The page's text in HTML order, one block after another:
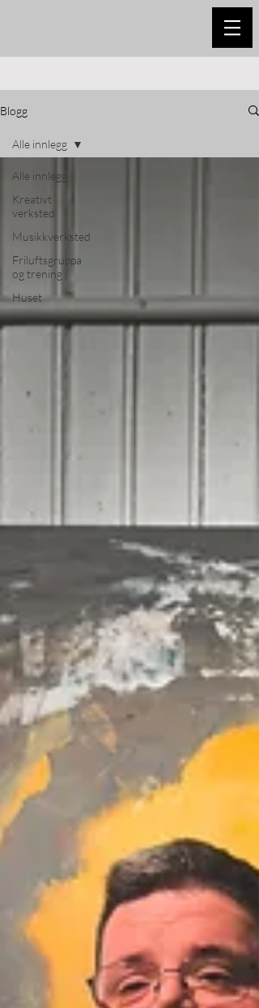
Blogg
Alle innlegg
Kreativt
verksted
Musikkverksted
Friluftsgruppa
og trening
Huset
Alle innlegg